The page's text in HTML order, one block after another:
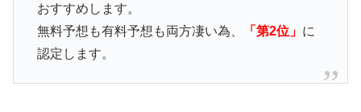
おすすめします。
無料予想も有料予想も両方凄い為、
「第2位」 に
認定します。